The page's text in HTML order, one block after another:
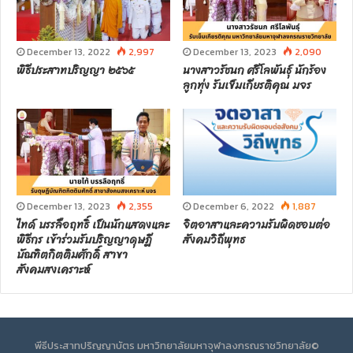
December 13, 2022 2,997
พิธีประสาทปริญญา ๒๕๖๕
December 13, 2023 2,090
นางสาวรัชนก ศรีโลพันธุ์ นักร้อง
ลูกทุ่ง รับเข็มเกียรติคุณ มจร
December 13, 2023 2,355
ไทด์ บรรลือฤทธิ์ เป็นนักแสดงและ
พิธีกร เข้าร่วมรับปริญญาดุษฎี
บัณฑิตกิตติมศักดิ์ สาขา
สังคมสงเคราะห์
December 6, 2022 1,887
จิตอาสาและความรับผิดชอบต่อ
สังคมวิถีพุทธ
พีธีประสาทปริญญาบัตร มหาวิทยาลัยมหาจุฬาลงกรณราชวิทยาลัย©